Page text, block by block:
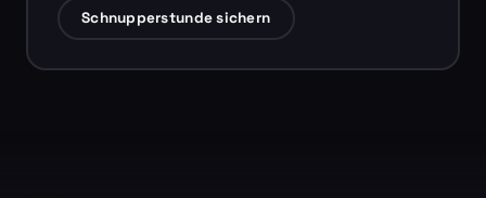
Schnupperstunde sichern